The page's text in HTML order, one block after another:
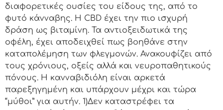
διαφορετικές ουσίες του είδους της, από το
φυτό κάνναβης. Η CBD έχει την πιο ισχυρή
δράση ως βιταμίνη. Τα αντιοξειδωτικά της
οφέλη, έχει αποδειχθεί πως βοηθάνε στην
καταπολέμηση των φλεγμονών. Ανακουφίζει από
τους χρόνιους, οξείς αλλά και νευροπαθητικούς
πόνους. Η κανναβιδιόλη είναι αρκετά
παρεξηγημένη και υπάρχουν μέχρι και τώρα
“μύθοι” για αυτήν. 1)Δεν καταστρέφει τα